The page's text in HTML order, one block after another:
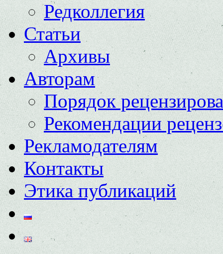
Редколлегия
Статьи
Архивы
Авторам
Порядок
Рекомендации
Рекламодателям
Контакты
Этика публикаций